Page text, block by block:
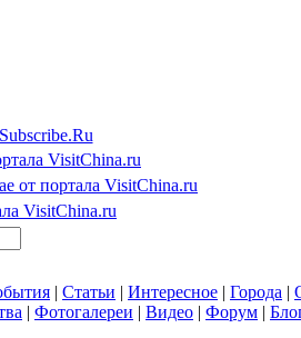
Subscribe.Ru
VisitChina.ru
от портала VisitChina.ru
VisitChina.ru
| Статьи | Интересное | Города |
| Фотогалереи | Видео | Форум |